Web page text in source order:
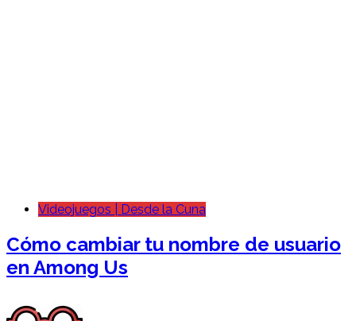
Videojuegos | Desde la Cuna
Cómo cambiar tu nombre de usuario
en Among Us